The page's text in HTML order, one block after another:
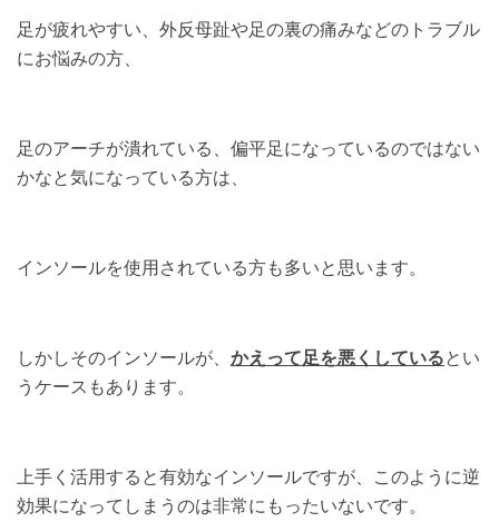
足が疲れやすい、外反母趾や足の裏の痛みなどのトラブル
にお悩みの方、
足のアーチが潰れている、 偏平足になっているのではない
かなと気になっている方は、
インソールを使用されている方も多いと思います。
しかしそのインソールが、 かえって足を悪くしているとい
うケースもあります。
上手く活用すると有効なインソールですが、このように逆
効果になってしまうのは非常にもったいないです。